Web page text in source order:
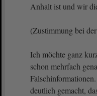
Anhalt ist und wir
(Zustimmung bei
Ich möchte ganz
schon mehrfach
deutlich gemacht,